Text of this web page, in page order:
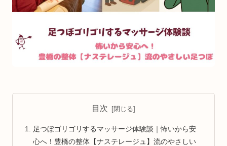
目次
足つぼゴリゴリするマッサージ体験談｜怖いから安
心へ！豊橋の整体【ナステレージュ】流のやさしい